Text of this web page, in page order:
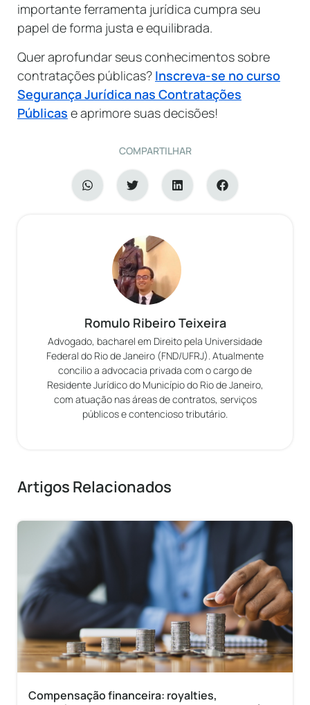
importante ferramenta jurídica cumpra seu
papel de forma justa e equilibrada.
Quer aprofundar seus conhecimentos sobre
contratações públicas? Inscreva-se no curso
Segurança Jurídica nas Contratações
Públicas e aprimore suas decisões!
COMPARTILHAR
Romulo Ribeiro Teixeira
Advogado, bacharel em Direito pela Universidade
Federal do Rio de Janeiro (FND/UFRJ). Atualmente
concilio a advocacia privada com o cargo de
Residente Jurídico do Município do Rio de Janeiro,
com atuação nas áreas de contratos, serviços
públicos e contencioso tributário.
Artigos Relacionados
Compensação financeira: royalties,